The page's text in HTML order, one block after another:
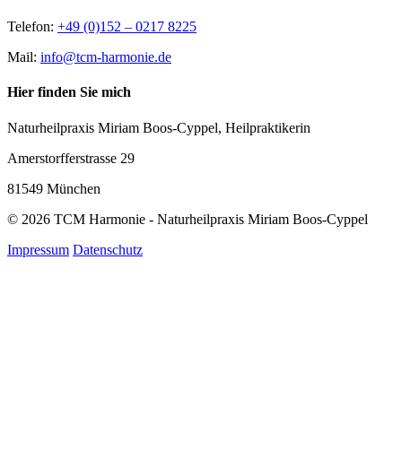
Telefon: +49 (0)152 – 0217 8225
Mail: info@tcm-harmonie.de
Hier finden Sie mich
Naturheilpraxis Miriam Boos-Cyppel, Heilpraktikerin
Amerstorfferstrasse 29
81549 München
© 2026 TCM Harmonie - Naturheilpraxis Miriam Boos-Cyppel
Impressum Datenschutz